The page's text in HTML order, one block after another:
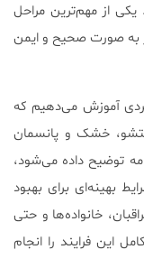
یکی از مهم‌ترین مراحل
به صورت صحیح و ایمن
آموزش می‌دهیم که
خشک و پانسمان
توضیح داده می‌شود،
بهینه‌ای برای بهبود
خانواده‌ها و حتی
این فرایند را انجام